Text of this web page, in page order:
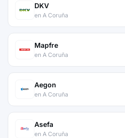
DKV
en A Coruña
Mapfre
en A Coruña
Aegon
en A Coruña
Asefa
en A Coruña